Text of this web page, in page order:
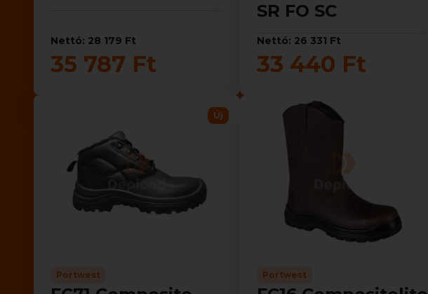
Nettó: 28 179 Ft
35 787 Ft
SR FO SC
Nettó: 26 331 Ft
33 440 Ft
Új
Portwest Portwest